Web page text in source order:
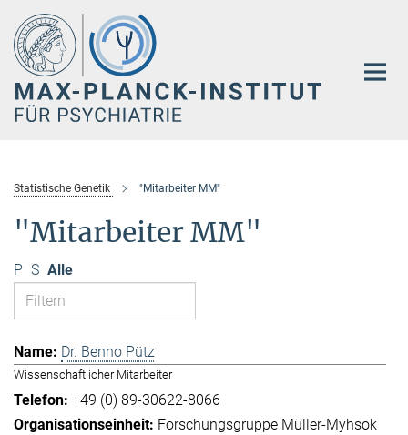
Hauptinhalt
Statistische Genetik "Mitarbeiter MM"
"Mitarbeiter MM"
P S Alle
Dr. Benno Pütz
Wissenschaftlicher Mitarbeiter
+49 (0) 89-30622-8066
Forschungsgruppe Müller-Myhsok